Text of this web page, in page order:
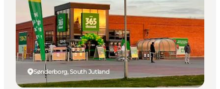
Quoi faire
Hébergements
Planifiez votre voyage
Sønderborg, South Jutland